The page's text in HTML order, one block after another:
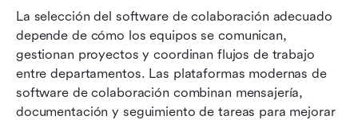
La selección del software de colaboración adecuado
depende de cómo los equipos se comunican,
gestionan proyectos y coordinan flujos de trabajo
entre departamentos. Las plataformas modernas de
software de colaboración combinan mensajería,
documentación y seguimiento de tareas para mejorar